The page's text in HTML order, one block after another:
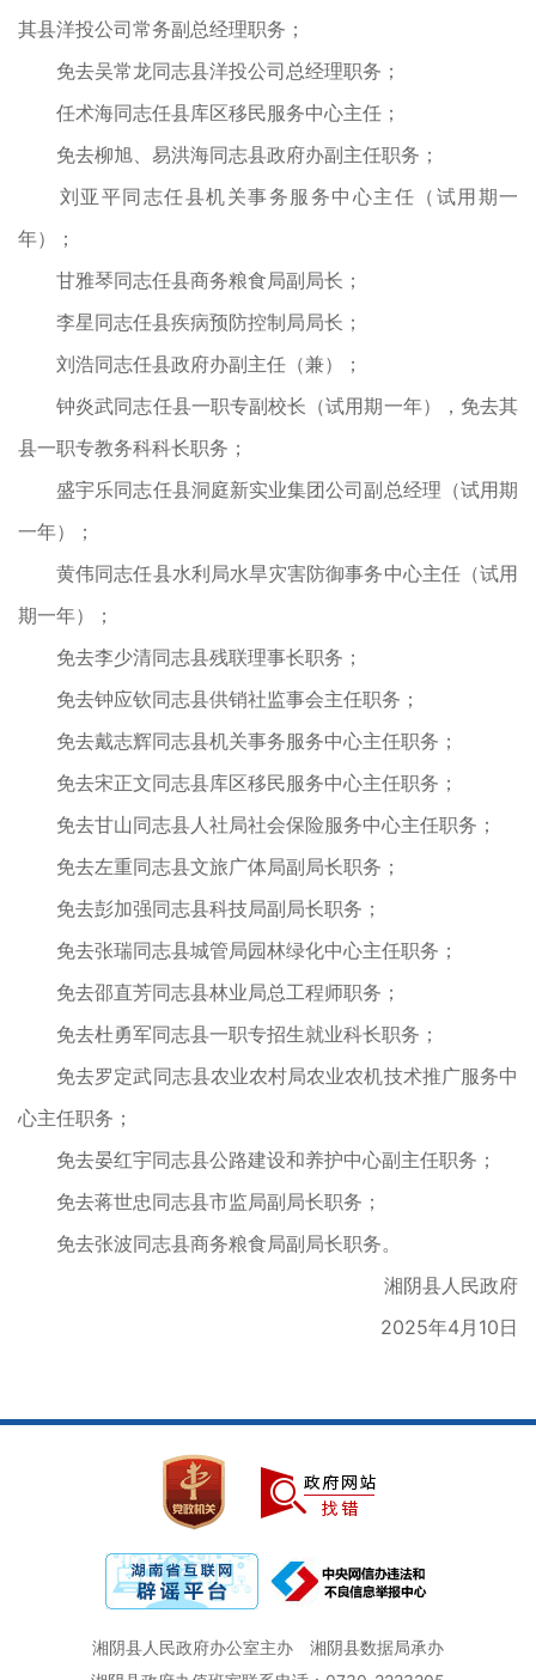
其县洋投公司常务副总经理职务；
免去吴常龙同志县洋投公司总经理职务；
任术海同志任县库区移民服务中心主任；
免去柳旭、易洪海同志县政府办副主任职务；
刘亚平同志任县机关事务服务中心主任（试用期一
年）；
甘雅琴同志任县商务粮食局副局长；
李星同志任县疾病预防控制局局长；
刘浩同志任县政府办副主任（兼）；
钟炎武同志任县一职专副校长（试用期一年），免去其
县一职专教务科科长职务；
盛宇乐同志任县洞庭新实业集团公司副总经理（试用期
一年）；
黄伟同志任县水利局水旱灾害防御事务中心主任（试用
期一年）；
免去李少清同志县残联理事长职务；
免去钟应钦同志县供销社监事会主任职务；
免去戴志辉同志县机关事务服务中心主任职务；
免去宋正文同志县库区移民服务中心主任职务；
免去甘山同志县人社局社会保险服务中心主任职务；
免去左重同志县文旅广体局副局长职务；
免去彭加强同志县科技局副局长职务；
免去张瑞同志县城管局园林绿化中心主任职务；
免去邵直芳同志县林业局总工程师职务；
免去杜勇军同志县一职专招生就业科长职务；
免去罗定武同志县农业农村局农业农机技术推广服务中
心主任职务；
免去晏红宇同志县公路建设和养护中心副主任职务；
免去蒋世忠同志县市监局副局长职务；
免去张波同志县商务粮食局副局长职务。
湘阴县人民政府
2025年4月10日
湘阴县人民政府办公室主办
湘阴县数据局承办